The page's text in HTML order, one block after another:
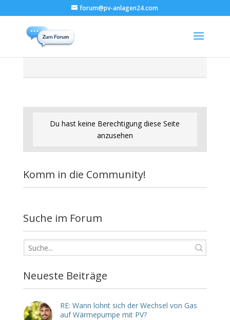
forum@pv-anlagen24.com
Du hast keine Berechtigung diese Seite
anzusehen
Komm in die Community!
Suche im Forum
Neueste Beiträge
RE: Wann lohnt sich der Wechsel von Gas
auf Wärmepumpe mit PV?